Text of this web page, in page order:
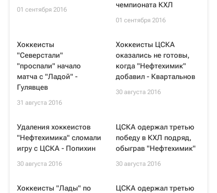
01 сентября 2016
чемпионата КХЛ
01 сентября 2016
Хоккеисты
"Северстали"
"проспали" начало
матча с "Ладой" -
Гулявцев
31 августа 2016
Хоккеисты ЦСКА
оказались не готовы,
когда "Нефтехимик"
добавил - Квартальнов
30 августа 2016
Удаления хоккеистов
"Нефтехимика" сломали
игру с ЦСКА - Попихин
30 августа 2016
ЦСКА одержал третью
победу в КХЛ подряд,
обыграв "Нефтехимик"
30 августа 2016
Хоккеисты "Лады" по
ЦСКА одержал третью